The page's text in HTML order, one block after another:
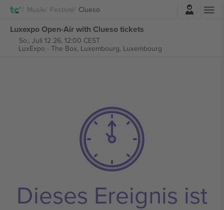
Musik Festival Clueso
Luxexpo Open-Air with Clueso tickets
So., Juli 12 26, 12:00 CEST
LuxExpo - The Box, Luxembourg, Luxembourg
Dieses Ereignis ist